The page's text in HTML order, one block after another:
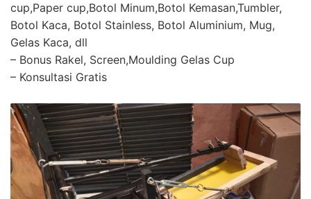
cup,Paper cup,Botol Minum,Botol Kemasan,Tumbler,
Botol Kaca, Botol Stainless, Botol Aluminium, Mug,
Gelas Kaca, dll
– Bonus Rakel, Screen,Moulding Gelas Cup
– Konsultasi Gratis